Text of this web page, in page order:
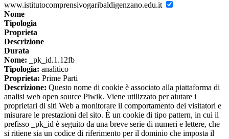
www.istitutocomprensivogaribaldigenzano.edu.it
Nome
Tipologia
Proprieta
Descrizione
Durata
Nome: _pk_id.1.12fb
Tipologia: analitico
Proprieta: Prime Parti
Descrizione: Questo nome di cookie è associato alla piattaforma di
analisi web open source Piwik. Viene utilizzato per aiutare i
proprietari di siti Web a monitorare il comportamento dei visitatori e
misurare le prestazioni del sito. È un cookie di tipo pattern, in cui il
prefisso _pk_id è seguito da una breve serie di numeri e lettere, che
si ritiene sia un codice di riferimento per il dominio che imposta il